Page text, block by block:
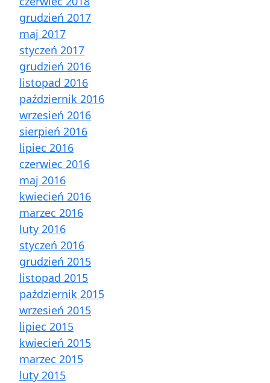
grudzień 2017
maj 2017
styczeń 2017
grudzień 2016
listopad 2016
październik 2016
wrzesień 2016
sierpień 2016
lipiec 2016
czerwiec 2016
maj 2016
kwiecień 2016
marzec 2016
luty 2016
styczeń 2016
grudzień 2015
listopad 2015
październik 2015
wrzesień 2015
lipiec 2015
kwiecień 2015
marzec 2015
luty 2015